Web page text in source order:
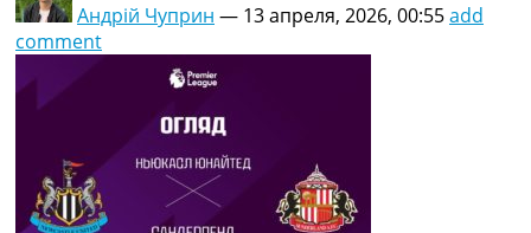
Андрій Чуприн — 13 апреля, 2026, 00:55add
comment